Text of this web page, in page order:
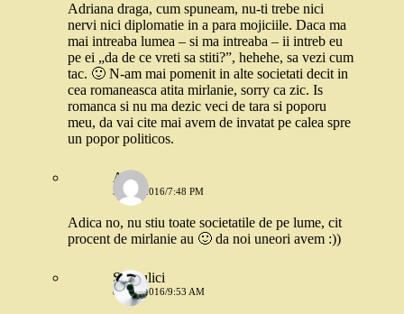
Adriana draga, cum spuneam, nu-ti trebe nici
nervi nici diplomatie in a para mojiciile. Daca ma
mai intreaba lumea – si ma intreaba – ii intreb eu
pe ei „da de ce vreti sa stiti?”, hehehe, sa vezi cum
tac. 🙂 N-am mai pomenit in alte societati decit in
cea romaneasca atita mirlanie, sorry ca zic. Is
romanca si nu ma dezic veci de tara si poporu
meu, da vai cite mai avem de invatat pe calea spre
un popor politicos.
Ana
5 MAI 2016/7:48 PM
Adica no, nu stiu toate societatile de pe lume, cit
procent de mirlanie au 🙂 da noi uneori avem :))
Scrisulici
8 MAI 2016/9:53 AM